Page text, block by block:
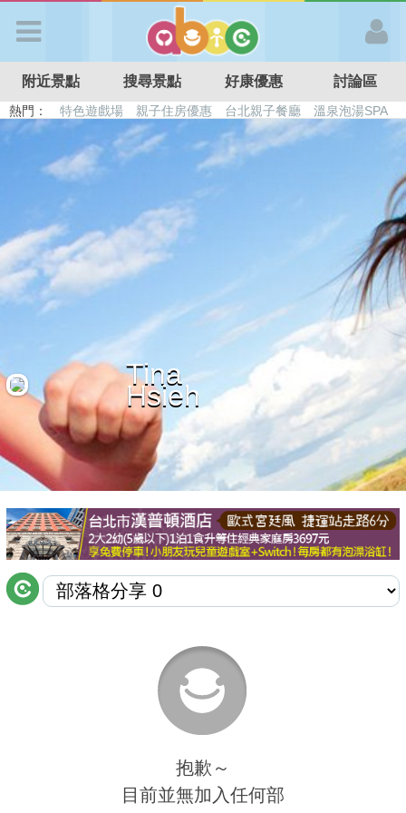
APP登入
首 頁
搜尋景點
好康優惠
最新留言
商家合作
推薦景點
討論區
聯絡我們
附近景點 搜尋景點 好康優惠 討論區
熱門： 特色遊戲場 親子住房優惠 台北親子餐廳
溫泉泡湯SPA
溜滑梯民宿
觀光工廠 日本親子景點
Tina
Hsieh
抱歉～
目前並無加入任何部